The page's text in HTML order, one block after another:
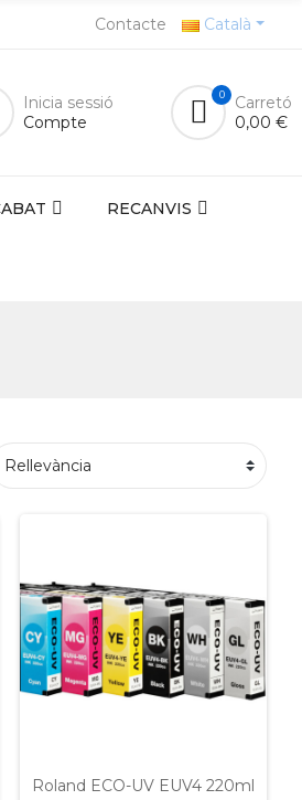
Contacte Català
Inicia sessió
Compte
0
Carretó
0,00 €
RECANVIS
Roland ECO-UV EUV4 220ml